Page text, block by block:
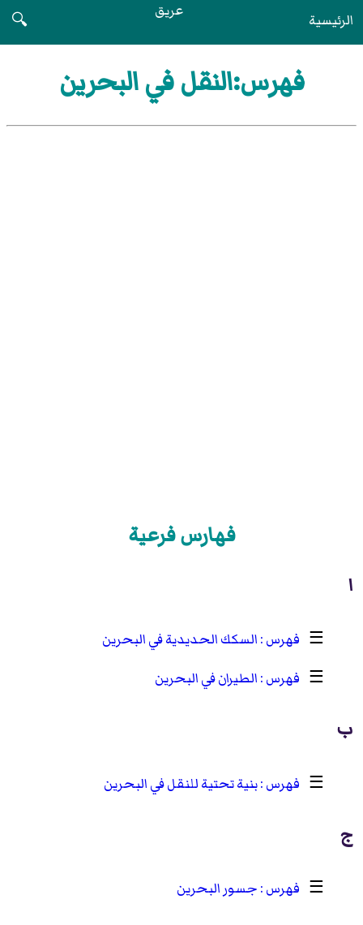
الرئيسية عريق
🔍
فهرس:النقل في البحرين
فهارس فرعية
ا
☰
السكك الحديدية في البحرين
☰
الطيران في البحرين
ب
☰ بنية تحتية للنقل في البحرين
ج
☰ جسور البحرين